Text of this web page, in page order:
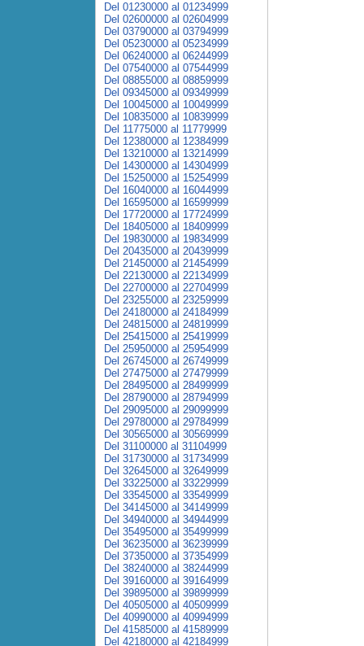
Del 01230000 al 01234999
Del 02600000 al 02604999
Del 03790000 al 03794999
Del 05230000 al 05234999
Del 06240000 al 06244999
Del 07540000 al 07544999
Del 08855000 al 08859999
Del 09345000 al 09349999
Del 10045000 al 10049999
Del 10835000 al 10839999
Del 11775000 al 11779999
Del 12380000 al 12384999
Del 13210000 al 13214999
Del 14300000 al 14304999
Del 15250000 al 15254999
Del 16040000 al 16044999
Del 16595000 al 16599999
Del 17720000 al 17724999
Del 18405000 al 18409999
Del 19830000 al 19834999
Del 20435000 al 20439999
Del 21450000 al 21454999
Del 22130000 al 22134999
Del 22700000 al 22704999
Del 23255000 al 23259999
Del 24180000 al 24184999
Del 24815000 al 24819999
Del 25415000 al 25419999
Del 25950000 al 25954999
Del 26745000 al 26749999
Del 27475000 al 27479999
Del 28495000 al 28499999
Del 28790000 al 28794999
Del 29095000 al 29099999
Del 29780000 al 29784999
Del 30565000 al 30569999
Del 31100000 al 31104999
Del 31730000 al 31734999
Del 32645000 al 32649999
Del 33225000 al 33229999
Del 33545000 al 33549999
Del 34145000 al 34149999
Del 34940000 al 34944999
Del 35495000 al 35499999
Del 36235000 al 36239999
Del 37350000 al 37354999
Del 38240000 al 38244999
Del 39160000 al 39164999
Del 39895000 al 39899999
Del 40505000 al 40509999
Del 40990000 al 40994999
Del 41585000 al 41589999
Del 42180000 al 42184999